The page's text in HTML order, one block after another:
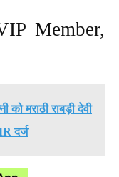
Member,
को मराठी राबड़ी देवी
दर्ज